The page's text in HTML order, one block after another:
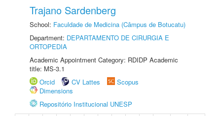
Trajano Sardenberg
School: Faculdade de Medicina (Câmpus de Botucatu)
Department: DEPARTAMENTO DE CIRURGIA E
ORTOPEDIA
Academic Appointment Category: RDIDP Academic
title: MS-3.1
Orcid
CV Lattes
Scopus
Dimensions
Repositório Institucional UNESP